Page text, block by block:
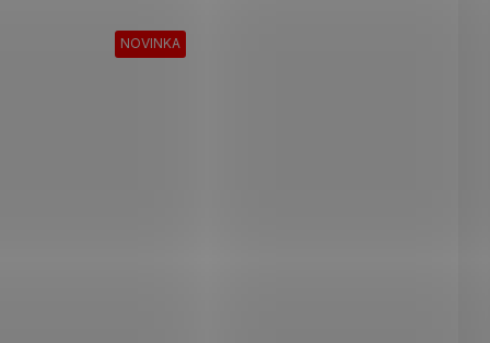
NOVINKA